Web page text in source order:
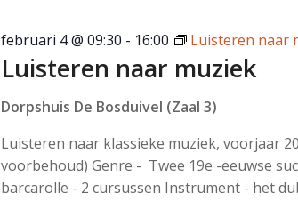
Luisteren naar muziek
februari 4 @ 09:30 - 16:00 Luisteren naar
Dorpshuis De Bosduivel (Zaal 3)
Luisteren naar klassieke muziek, voorjaar
voorbehoud) Genre - Twee 19e -eeuwse
barcarolle - 2 cursussen Instrument - het